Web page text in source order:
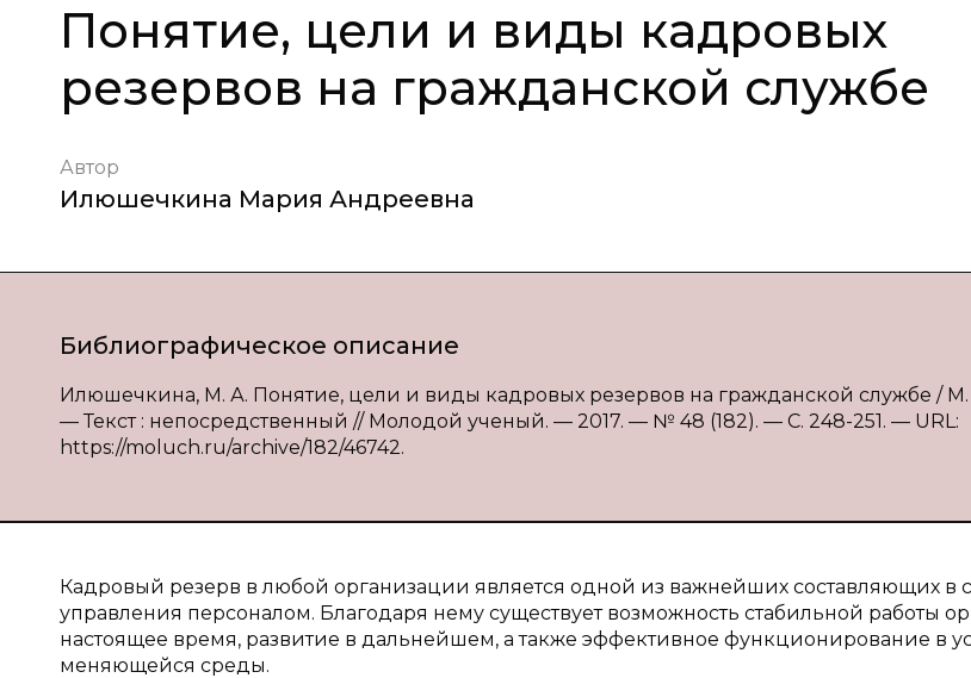
Понятие, цели и виды кадровых
резервов на гражданской службе
Автор
Илюшечкина Мария Андреевна
Библиографическое описание
Илюшечкина, М. А. Понятие, цели и виды кадровых резервов на гражданской службе /
— Текст : непосредственный // Молодой ученый. — 2017. — № 48 (182). — С. 248-251. — URL:
https://moluch.ru/archive/182/46742.
Кадровый резерв в любой организации является одной из важнейших составляющих в
управления персоналом. Благодаря нему существует возможность стабильной работы
настоящее время, развитие в дальнейшем, а также эффективное функционирование в
меняющейся среды.